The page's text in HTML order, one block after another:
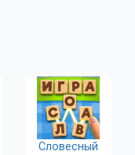
Словесный